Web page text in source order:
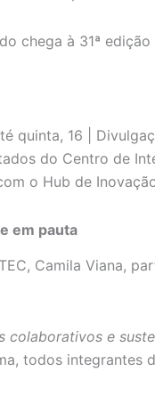
chega à 31ª
quinta, 16 |
do Centro de
o Hub de
em pauta
Camila Viana,
colaborativos e
todos integrantes